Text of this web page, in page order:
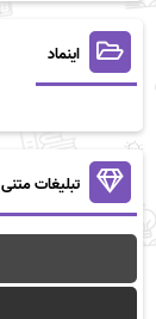
اینماد
تبلیغات متنی